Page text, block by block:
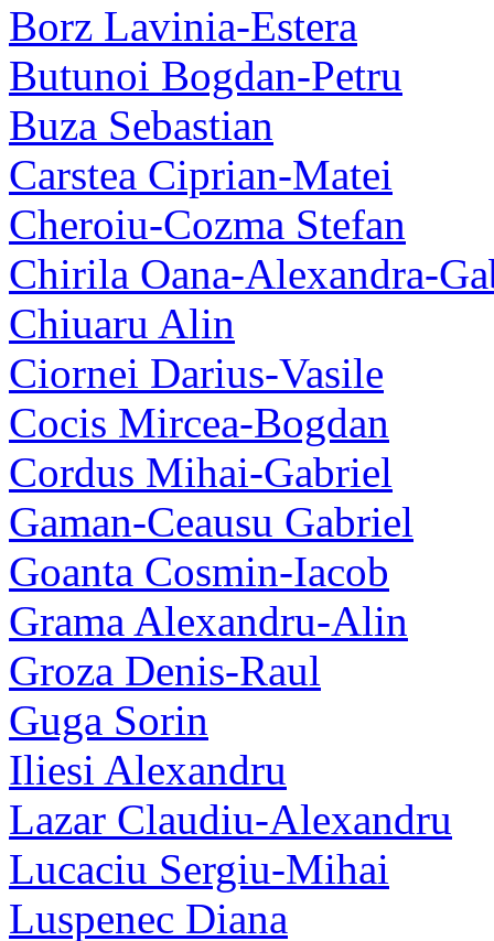
Borz Lavinia-Estera
Butunoi Bogdan-Petru
Buza Sebastian
Carstea Ciprian-Matei
Cheroiu-Cozma Stefan
Chirila Oana-Alexandra-
Chiuaru Alin
Ciornei Darius-Vasile
Cocis Mircea-Bogdan
Cordus Mihai-Gabriel
Gaman-Ceausu Gabriel
Goanta Cosmin-Iacob
Grama Alexandru-Alin
Groza Denis-Raul
Guga Sorin
Iliesi Alexandru
Lazar Claudiu-Alexandru
Lucaciu Sergiu-Mihai
Luspenec Diana